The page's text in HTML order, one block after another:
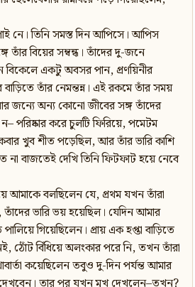
নে। তিনি সমস্ত দিন আপিসে। আপিস
তাঁর বিয়ের সম্বন্ধ। তাঁদের দু-জনে
বিকেলে একটু অবসর পান, প্রণয়িনীর
তাঁর নেমন্তন্ন। এই রকমে তাঁর সময়
জন্যে অন্য কোনো জীবের সঙ্গ তাঁদের
পরিষ্কার করে চুলটি ফিরিয়ে, পমেটম
খুব শীত পড়েছিল, আর তাঁর ভারি কাশি
বাজতেই দেখি তিনি ফিটফাট হয়ে নেবে
আমাকে বলছিলেন যে, প্রথম যখন তাঁরা
ভারি ভয় হয়েছিল। যেদিন আমার
গিয়েছিলেন। প্রায় এক হপ্তা বাড়িতে
ঠোঁট বিঁধিয়ে অলংকার পরে নি, তখন তাঁরা
কয়েছিলেন তবুও দু-দিন পর্যন্ত আমার